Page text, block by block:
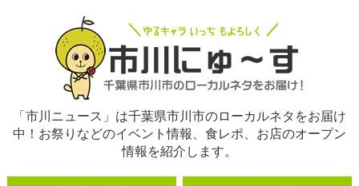
「市川ニュース」は千葉県市川市のローカルネタをお届け
中！お祭りなどのイベント情報、食レポ、お店のオープン
情報を紹介します。